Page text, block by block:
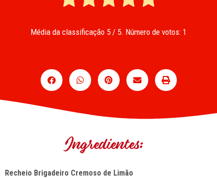
Média da classificação 5 / 5. Número de votos: 1
Ingredientes:
Recheio Brigadeiro Cremoso de Limão